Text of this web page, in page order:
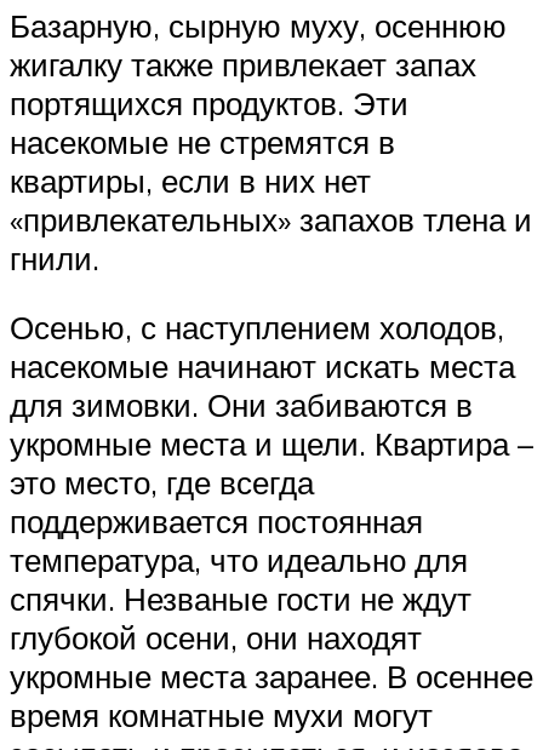
Базарную, сырную муху, осеннюю
жигалку также привлекает запах
портящихся продуктов. Эти
насекомые не стремятся в
квартиры, если в них нет
«привлекательных» запахов тлена и
гнили.
Осенью, с наступлением холодов,
насекомые начинают искать места
для зимовки. Они забиваются в
укромные места и щели. Квартира –
это место, где всегда
поддерживается постоянная
температура, что идеально для
спячки. Незваные гости не ждут
глубокой осени, они находят
укромные места заранее. В осеннее
время комнатные мухи могут